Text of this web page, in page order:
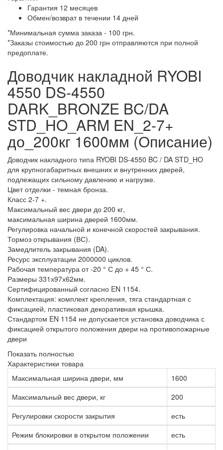
Гарантия 12 месяцев
Обмен/возврат в течении 14 дней
*Минимальная сумма заказа - 100 грн.
*Заказы стоимостью до 200 грн отправляются при полной
предоплате.
Доводчик накладной RYOBI
4550 DS-4550
DARK_BRONZE BC/DA
STD_HO_ARM EN_2-7+
до_200кг 1600мм (Описание)
Доводчик накладного типа RYOBI DS-4550 BC / DA STD_HO
для крупногабаритных внешних и внутренних дверей,
подлежащих сильному давлению и нагрузке.
Цвет отделки - темная бронза.
Класс 2-7 +.
Максимальный вес двери до 200 кг,
максимальная ширина дверей 1600мм.
Регулировка начальной и конечной скоростей закрывания.
Тормоз открывания (ВС).
Замедлитель закрывания (DA).
Ресурс эксплуатации 2000000 циклов.
Рабочая температура от -20 ° С до + 45 ° С.
Размеры 331х97х62мм.
Сертифицированный согласно EN 1154.
Комплектация: комплект крепления, тяга стандартная с
фиксацией, пластиковая декоративная крышка.
Стандартом EN 1154 не допускается установка доводчика с
фиксацией открытого положения двери на противопожарные
двери
Показать полностью
Характеристики товара
Максимальная ширина двери, мм
1600
Максимальный вес двери, кг
200
Регулировки скорости закрытия
есть
Режим блокировки в открытом положении
есть